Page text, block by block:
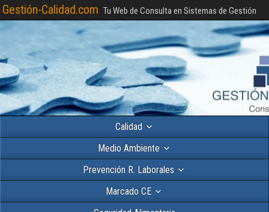
Gestión-Calidad.com Tu Web de Consulta en Sistemas de Gestión
Calidad
Medio Ambiente
Prevención R. Laborales
Marcado CE